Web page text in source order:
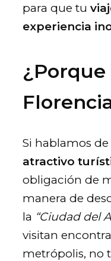
para que tu
experiencia
¿Porque
Si hablamos de
atractivo
obligación de
manera de
la “Ciudad del
visitan
metrópolis, no